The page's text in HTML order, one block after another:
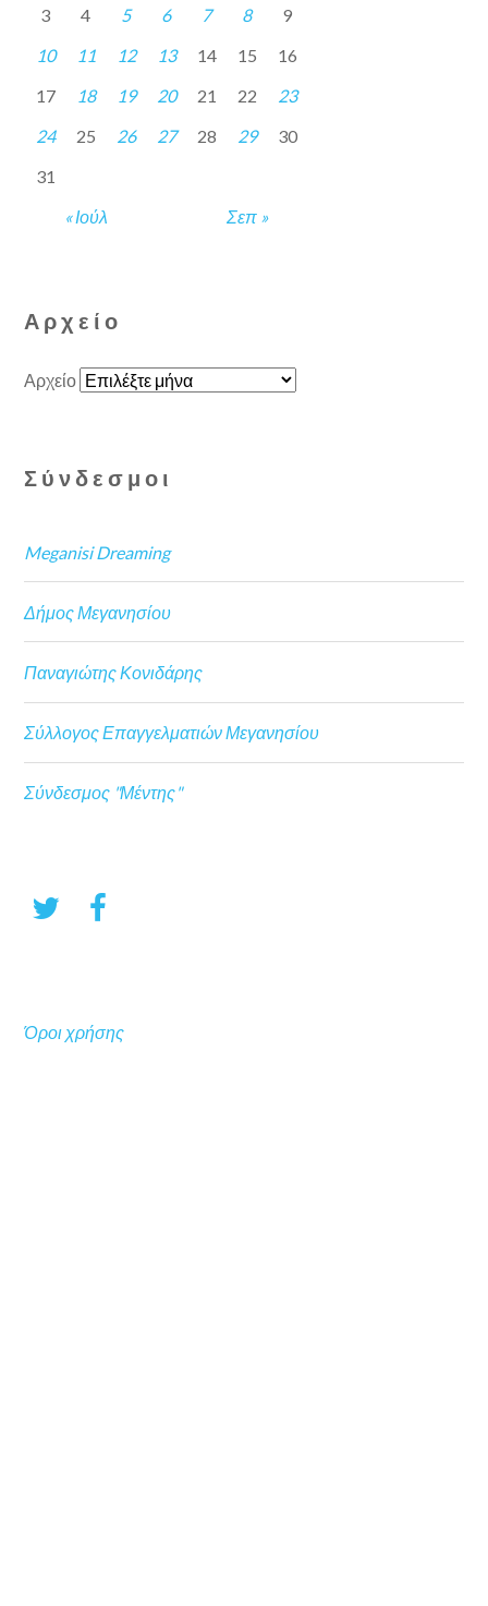
« Ιούλ Σεπ »
3
4 5 6 7 8
9
10
11 12 13 14 15
16
17
18 19 20 21 22
23
24
25 26 27 28 29
30
31
Αρχείο
Αρχείο
Σύνδεσμοι
Meganisi Dreaming
Δήμος Μεγανησίου
Παναγιώτης Κονιδάρης
Σύλλογος Επαγγελματιών Μεγανησίου
Σύνδεσμος "Μέντης"
Όροι χρήσης